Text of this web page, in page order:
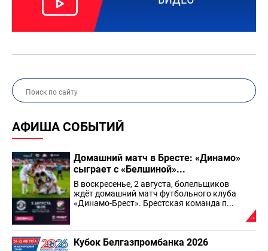
АФИША СОБЫТИЙ
Домашний матч в Бресте: «Динамо»
сыграет с «Белшиной»...
В воскресенье, 2 августа, болельщиков
ждёт домашний матч футбольного клуба
«Динамо-Брест». Брестская команда п...
Кубок Белгазпромбанка 2026